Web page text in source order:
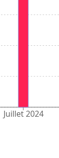
Juillet 2024